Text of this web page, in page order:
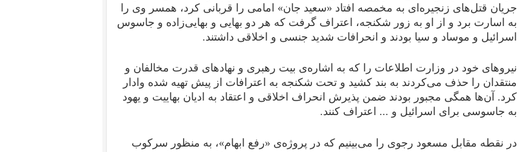
جریان قتل‌های زنجیره‌ای به مخمصه افتاد «سعید جان» امامی را قربانی کرد، همسر وی را
به اسارت برد و از او به زور شکنجه، اعتراف گرفت که هر دو بهایی و بهایی‌زاده و جاسوس
اسرائیل و موساد و سیا بودند و انحرافات شدید جنسی و اخلاقی داشتند.
نیروهای خود در وزارت اطلاعات را که به اشاره‌ی بیت رهبری و نهادهای قدرت مخالفان و
منتقدان را حذف می‌کردند به بند کشید و تحت شکنجه به اعترافات از پیش تهیه شده وادار
کرد. آن‌ها همگی مجبور بودند ضمن پذیرش انحراف اخلاقی و اعتقاد به ادیان بهاییت و یهود
به جاسوسی برای اسرائیل و ... اعتراف کنند.
در نقطه مقابل مسعود رجوی را می‌بینیم که در پروژه‌ی «رفع‌ ابهام»، به منظور سرکوب